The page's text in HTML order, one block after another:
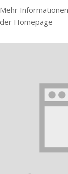
Mehr
der Homepage